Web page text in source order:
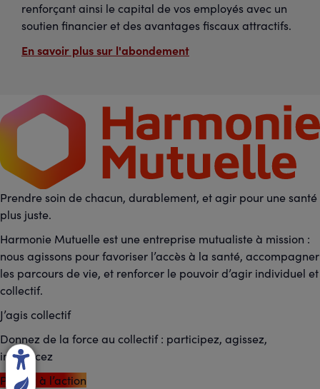
renforçant ainsi le capital de vos employés avec un
soutien financier et des avantages fiscaux attractifs.
En savoir plus sur l'abondement
Prendre soin de chacun, durablement, et agir pour une santé
plus juste.
Harmonie Mutuelle est une entreprise mutualiste à mission :
nous agissons pour favoriser l’accès à la santé, accompagner
les parcours de vie, et renforcer le pouvoir d’agir individuel et
collectif.
J’agis collectif
Donnez de la force au collectif : participez, agissez,
influencez
Passez à l’action